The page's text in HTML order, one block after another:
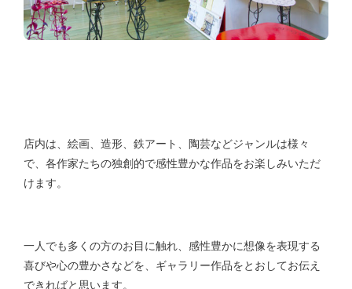
店内は、絵画、造形、鉄アート、陶芸などジャンルは様々
で、各作家たちの独創的で感性豊かな作品をお楽しみいただ
けます。
一人でも多くの方のお目に触れ、感性豊かに想像を表現する
喜びや心の豊かさなどを、ギャラリー作品をとおしてお伝え
できればと思います。